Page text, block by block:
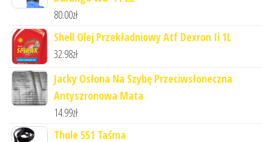
80.00zł
Shell Olej Przekładniowy Atf Dexron Ii 1L
32.98zł
Jacky Osłona Na Szybę Przeciwsłoneczna
Antyszronowa Mata
14.99zł
Thule 551 Taśma